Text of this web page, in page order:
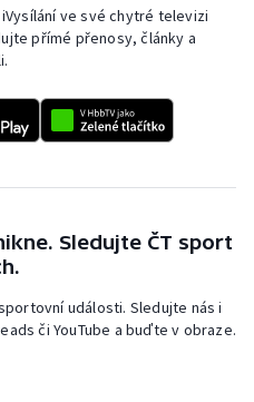
ve své chytré televizi
přímé přenosy, články a
Sledujte ČT sport
události. Sledujte nás i
či YouTube a buďte v obraze.